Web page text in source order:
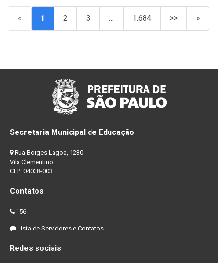
« 1 2 3 … 1.684 >> »
Secretaria Municipal de Educação
Rua Borges Lagoa, 1230
Vila Clementino
CEP: 04038-003
Contatos
156
Lista de Servidores e Contatos
Redes sociais